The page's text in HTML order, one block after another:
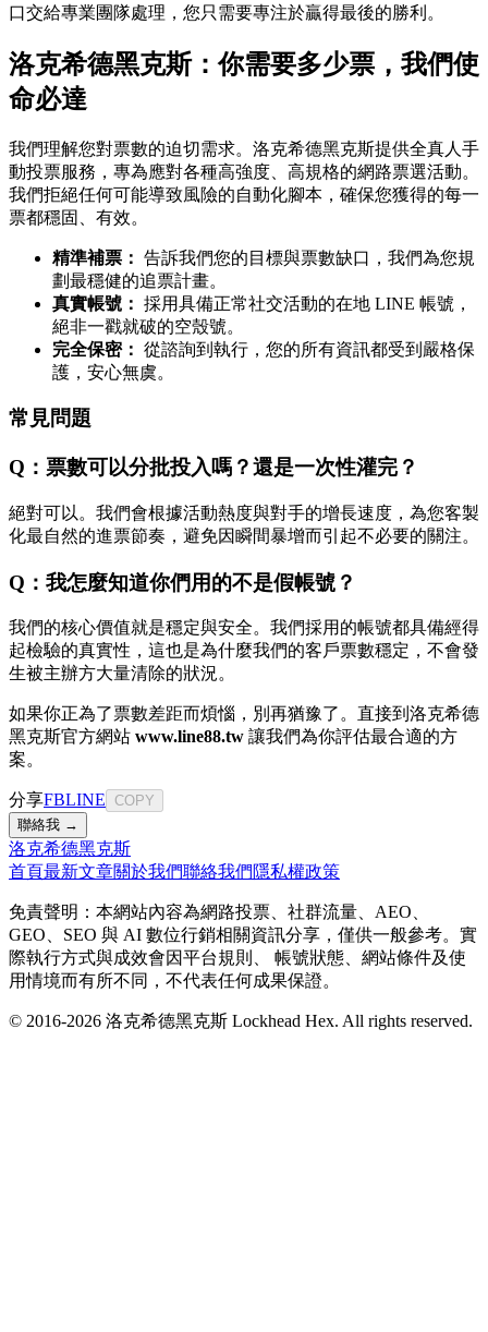
口交給專業團隊處理，您只需要專注於贏得最後的勝利。
洛克希德黑克斯：你需要多少票，我們使
命必達
我們理解您對票數的迫切需求。洛克希德黑克斯提供全真人手
動投票服務，專為應對各種高強度、高規格的網路票選活動。
我們拒絕任何可能導致風險的自動化腳本，確保您獲得的每一
票都穩固、有效。
精準補票： 告訴我們您的目標與票數缺口，我們為您規
劃最穩健的追票計畫。
真實帳號： 採用具備正常社交活動的在地 LINE 帳號，
絕非一戳就破的空殼號。
完全保密： 從諮詢到執行，您的所有資訊都受到嚴格保
護，安心無虞。
常見問題
Q：票數可以分批投入嗎？還是一次性灌完？
絕對可以。我們會根據活動熱度與對手的增長速度，為您客製
化最自然的進票節奏，避免因瞬間暴增而引起不必要的關注。
Q：我怎麼知道你們用的不是假帳號？
我們的核心價值就是穩定與安全。我們採用的帳號都具備經得
起檢驗的真實性，這也是為什麼我們的客戶票數穩定，不會發
生被主辦方大量清除的狀況。
如果你正為了票數差距而煩惱，別再猶豫了。直接到洛克希德
黑克斯官方網站 www.line88.tw 讓我們為你評估最合適的方
案。
分享FBLINE
COPY
聯絡我 →
洛克希德黑克斯
首頁最新文章關於我們聯絡我們 隱私權政策
免責聲明：本網站內容為網路投票、社群流量、AEO、
GEO、SEO 與 AI 數位行銷相關資訊分享，僅供一般參考。實
際執行方式與成效會因平台規則、 帳號狀態、網站條件及使
用情境而有所不同，不代表任何成果保證。
© 2016-2026 洛克希德黑克斯 Lockhead Hex. All rights reserved.